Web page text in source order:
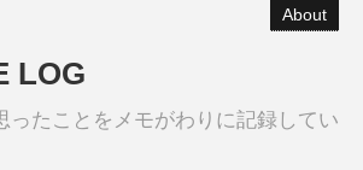
About
LOG
ったことをメモがわりに記録してい